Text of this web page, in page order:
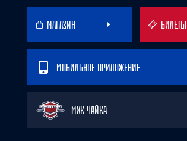
МАГАЗИН БИЛЕТЫ
МОБИЛЬНОЕ ПРИЛОЖЕНИЕ
МХК ЧАЙКА